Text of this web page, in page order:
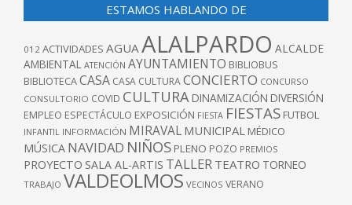
ESTAMOS HABLANDO DE
012 ACTIVIDADES AGUA ALALPARDO ALCALDE
AMBIENTAL ATENCIÓN AYUNTAMIENTO BIBLIOBUS
BIBLIOTECACASA CASA CULTURACONCIERTO CONCURSO
CONSULTORIO COVID CULTURA DINAMIZACIÓN DIVERSIÓN
EMPLEO ESPECTÁCULO EXPOSICIÓN FIESTA FIESTAS FUTBOL
INFANTIL INFORMACIÓN MIRAVAL MUNICIPAL MÉDICO
MÚSICA NAVIDAD NIÑOS PLENO POZO PREMIOS
PROYECTO SALA AL-ARTIS TALLER TEATRO TORNEO
TRABAJO VALDEOLMOS VECINOS VERANO